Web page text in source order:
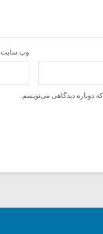
وب‌ سایت
دوباره دیدگاهی می‌نویسم.